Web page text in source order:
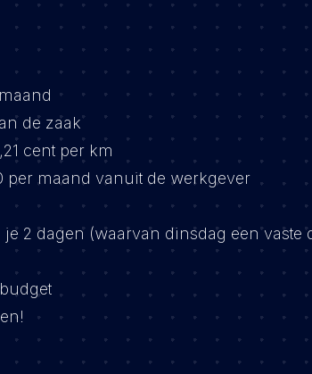
de zaak
cent per km
maand vanuit de werkgever
2 dagen (waarvan dinsdag een vaste